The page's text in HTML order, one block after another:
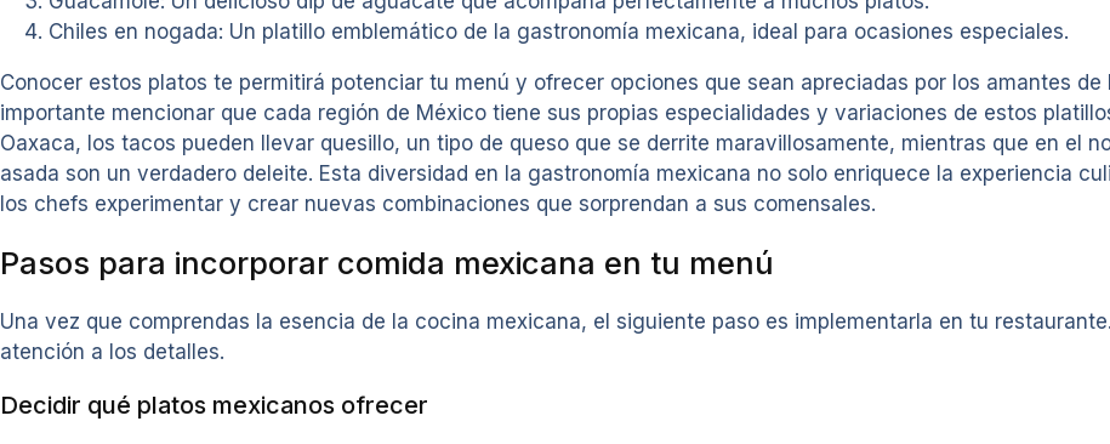
Chiles en nogada: Un platillo emblemático de la gastronomía mexicana, ideal para ocasiones especiales.
Conocer estos platos te permitirá potenciar tu menú y ofrecer opciones que sean apreciadas por los amantes
importante mencionar que cada región de México tiene sus propias especialidades y variaciones de estos
Oaxaca, los tacos pueden llevar quesillo, un tipo de queso que se derrite maravillosamente, mientras que en el
asada son un verdadero deleite. Esta diversidad en la gastronomía mexicana no solo enriquece la experiencia
los chefs experimentar y crear nuevas combinaciones que sorprendan a sus comensales.
Pasos para incorporar comida mexicana en tu menú
Una vez que comprendas la esencia de la cocina mexicana, el siguiente paso es implementarla en tu
atención a los detalles.
Decidir qué platos mexicanos ofrecer